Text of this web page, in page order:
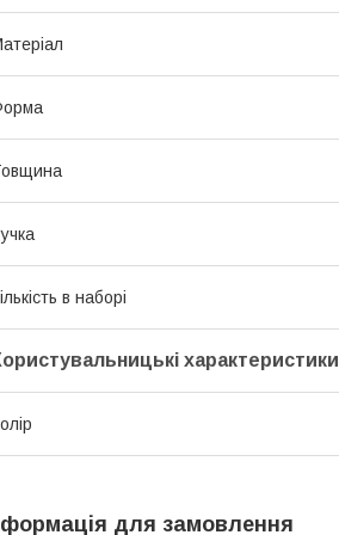
в наборі
характеристики
для замовлення